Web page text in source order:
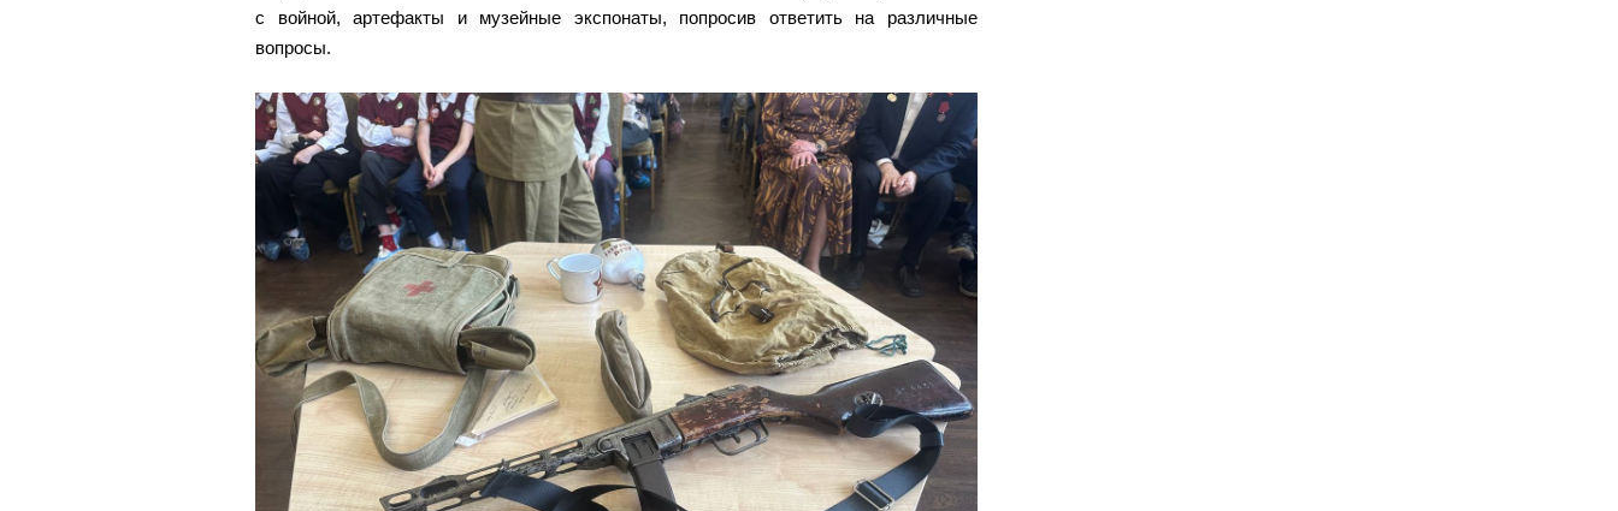
с войной, артефакты и музейные экспонаты, попросив ответить на различные
вопросы.